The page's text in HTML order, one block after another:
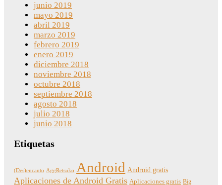
junio 2019
mayo 2019
abril 2019
marzo 2019
febrero 2019
enero 2019
diciembre 2018
noviembre 2018
octubre 2018
septiembre 2018
agosto 2018
julio 2018
junio 2018
Etiquetas
(Des)encanto AggRetsuko Android Android gratis
Aplicaciones de Android Gratis Aplicaciones gratis Big